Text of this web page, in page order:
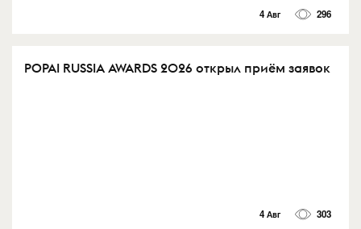
4 Авг 296
POPAI RUSSIA AWARDS 2026 открыл приём заявок
4 Авг 303